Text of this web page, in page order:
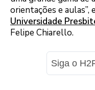
orientações e
Universidade
Felipe Chiarello.
Siga o